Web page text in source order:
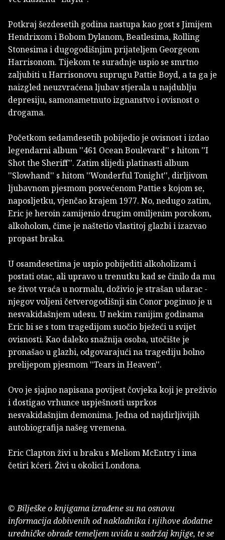
Potkraj šezdesetih godina nastupa kao gost s Jimijem
Hendrixom i Bobom Dylanom, Beatlesima, Rolling
Stonesima i dugogodišnjim prijateljem Georgeom
Harrisonom. Tijekom te suradnje uspio se smrtno
zaljubiti u Harrisonovu suprugu Pattie Boyd, a ta ga je
naizgled neuzvraćena ljubav stjerala u najdublju
depresiju, samonametnuto izgnanstvo i ovisnost o
drogama.
Početkom sedamdesetih pobijedio je ovisnost i izdao
legendarni album ''461 Ocean Boulevard'' s hitom ''I
Shot the Sheriff''. Zatim slijedi platinasti album
''Slowhand'' s hitom ''Wonderful Tonight'', dirljivom
ljubavnom pjesmom posvećenom Pattie s kojom se,
naposljetku, vjenčao krajem 1977. No, nedugo zatim,
Eric je heroin zamijenio drugim omiljenim porokom,
alkoholom, čime je naštetio vlastitoj glazbi i izazvao
propast braka.
U osamdesetima je uspio pobijediti alkoholizam i
postati otac, ali upravo u trenutku kad se činilo da mu
se život vraća u normalu, doživio je strašan udarac -
njegov voljeni četverogodišnji sin Conor poginuo je u
nesvakidašnjem udesu. U nekim ranijim godinama
Eric bi se s tom tragedijom suočio bježeći u svijet
ovisnosti. Kao daleko snažnija osoba, utočište je
pronašao u glazbi, odgovarajući na tragediju bolno
prelijepom pjesmom ''Tears in Heaven''.
Ovo je sjajno napisana povijest čovjeka koji je preživio
i dostigao vrhunce uspješnosti usprkos
nesvakidašnjim demonima. Jedna od najdirljivijih
autobiografija našeg vremena.
Eric Clapton živi u braku s Meliom McEntry i ima
četiri kćeri. Živi u okolici Londona.
© Bilješke o knjigama izrađene su na osnovu
informacija dobivenih od nakladnika i njihove dodatne
uredničke obrade temeljem uvida u sadržaj knjige, te se